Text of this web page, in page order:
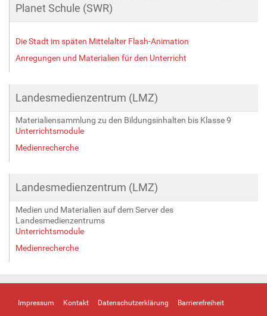
Planet Schule (SWR)
Die Stadt im späten Mittelalter Flash-Animation
Anregungen und Materialien für den Unterricht
Landesmedienzentrum (LMZ)
Materialiensammlung zu den Bildungsinhalten bis Klasse 9
Unterrichtsmodule
Medienrecherche
Landesmedienzentrum (LMZ)
Medien und Materialien auf dem Server des
Landesmedienzentrums
Unterrichtsmodule
Medienrecherche
Impressum Kontakt Datenschutzerklärung Barrierefreiheit